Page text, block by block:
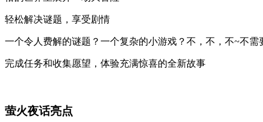
轻松解决谜题，享受剧情
一个令人费解的谜题？一个复杂的小游戏？不，不，不~不
完成任务和收集愿望，体验充满惊喜的全新故事
萤火夜话亮点